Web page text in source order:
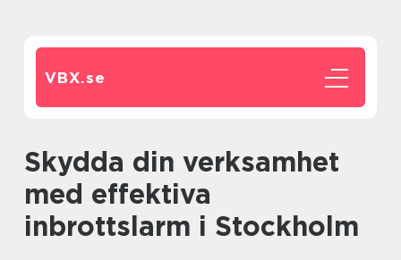
VBX.se
Skydda din verksamhet
med effektiva
inbrottslarm i Stockholm